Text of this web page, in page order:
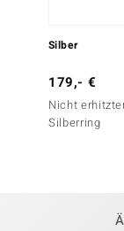
Silber
179,- €
Nicht
Silberring